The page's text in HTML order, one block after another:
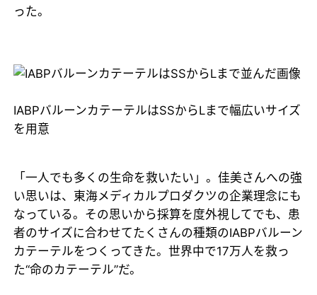
った。
IABPバルーンカテーテルはSSからLまで幅広いサイズ
を用意
「一人でも多くの生命を救いたい」。佳美さんへの強
い思いは、東海メディカルプロダクツの企業理念にも
なっている。その思いから採算を度外視してでも、患
者のサイズに合わせてたくさんの種類のIABPバルーン
カテーテルをつくってきた。世界中で17万人を救っ
た“命のカテーテル”だ。